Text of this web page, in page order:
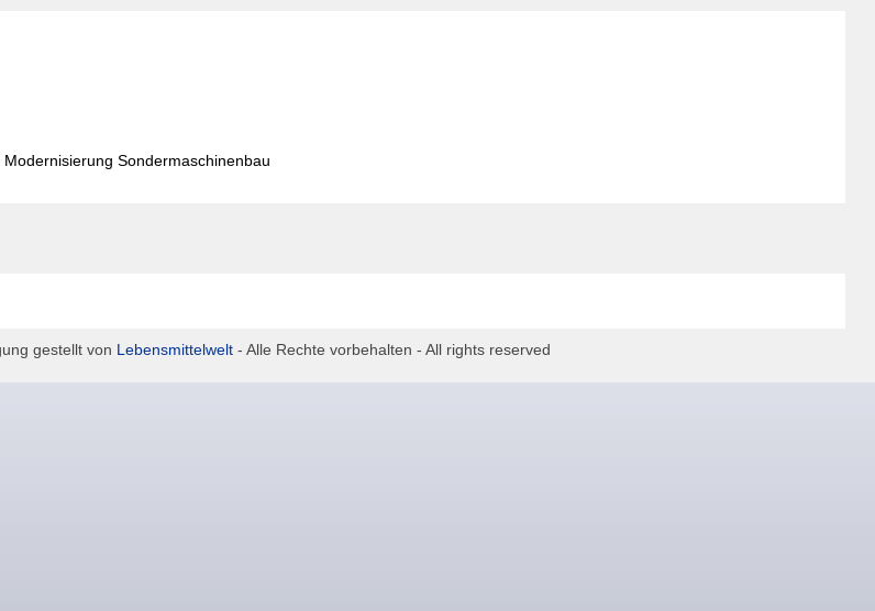
Sondermaschinenbau
gestellt von Lebensmittelwelt- Alle Rechte vorbehalten - All rights reserved